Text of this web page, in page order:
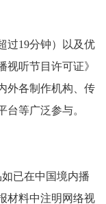
过19分钟）以及优
听节目许可证》
外各制作机构、传
等广泛参与。
已在中国境内播
材料中注明网络视